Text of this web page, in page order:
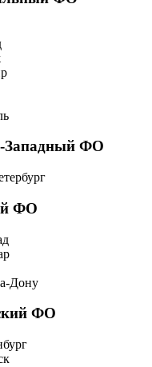
Западный ФО
ФО
Дону
ФО